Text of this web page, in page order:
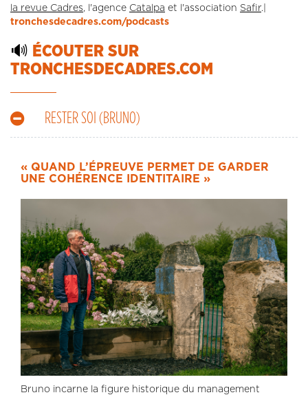
la revue Cadres, l'agence Catalpa et l'association Safir.|
tronchesdecadres.com/podcasts
🔊 ÉCOUTER SUR
TRONCHESDECADRES.COM
RESTER SOI (BRUNO)
« QUAND L’ÉPREUVE PERMET DE GARDER
UNE COHÉRENCE IDENTITAIRE »
Bruno incarne la figure historique du management